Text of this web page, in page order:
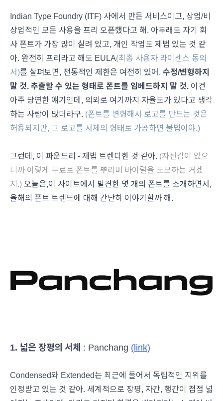
Indian Type Foundry (ITF) 사에서 만든 서비스이고, 상업/비
상업적인 모든 사용을 프리 오픈했다고 해. 아무래도 자기 회
사 폰트가 가장 많이 실려 있고, 개인 작업도 제법 있는 것 같
아. 완전히 프리라고 해도 EULA(최종 사용자 라이센스 동의
서)를 살펴보면, 전통적인 제한은 여전히 있어. 수정/변형하지
말 것. 추출할 수 있는 형태로 폰트를 임베드하지 말 것. 이건
아주 당연한 얘기인데, 의외로 여기까지 자율도가 있다고 생각
하는 사람이 많더라구. (폰트를 변형해서 로고를 만드는 것은
허용되지만, 그 로고를 서체의 형태로 가공하면 불법이야.)
그런데, 이 파운드리 - 제법 트렌디한 것 같아. (자신감이 있으
니까 이렇게 무료로 폰트를 뿌리며 바이럴을 도모하는 거겠
지.) 오늘은,이 사이트에서 발견한 몇 개의 폰트를 소개하면서,
올해의 폰트 트렌드에 대해 간단히 이야기할까 해.
1. 넓은 장평의 서체 : Panchang (link)
Condensed와 Extended는 최근에 들어서 독립적인 지위를
인정받고 있는 것 같아. 세계적으로 장평, 자간, 행간이 점점 넓